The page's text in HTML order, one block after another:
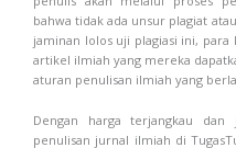
bahwa tidak ada unsur plagiat
jaminan lolos uji plagiasi ini,
artikel ilmiah yang mereka
aturan penulisan ilmiah yang
Dengan harga terjangkau
penulisan jurnal ilmiah di